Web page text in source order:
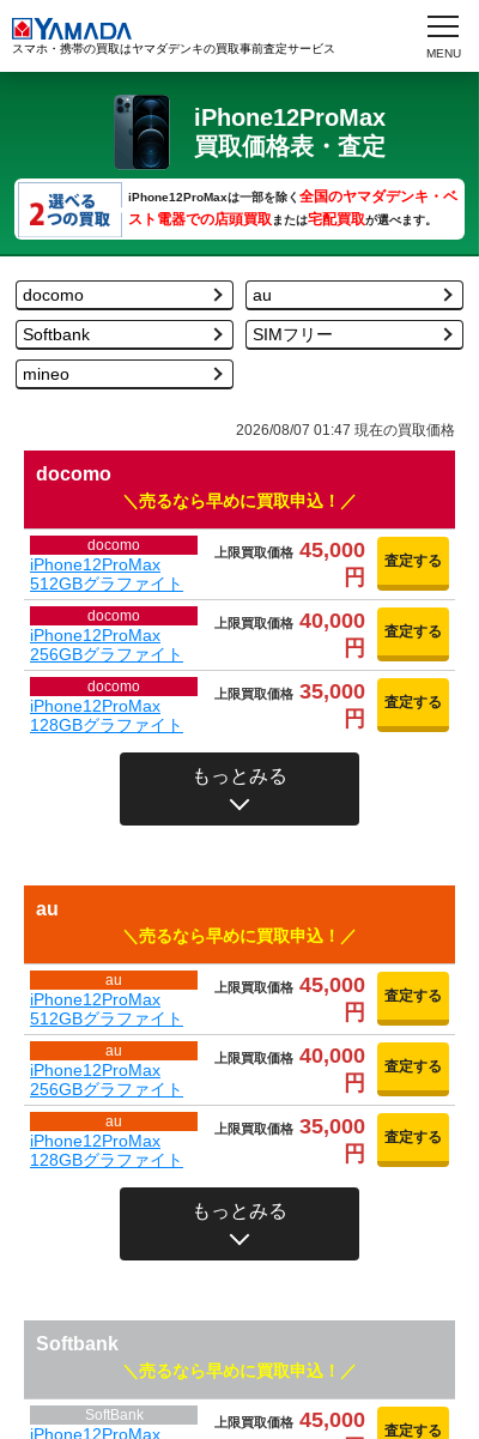
スマホ・携帯の買取はヤマダデンキの買取事前査定サービス
iPhone12ProMax
買取価格表・査定
iPhone12ProMaxは一部を除く 全国のヤマダデンキ・ベ
スト電器での店頭買取または宅配買取が選べます。
docomo au
Softbank SIMフリー
mineo
2026/08/07 01:47 現在の買取価格
docomo
売るなら早めに買取申込！
docomo
iPhone12ProMax
512GBグラファイト
上限買取価格 45,000
円
査定する
docomo
iPhone12ProMax
256GBグラファイト
上限買取価格 40,000
円
査定する
docomo
iPhone12ProMax
128GBグラファイト
上限買取価格 35,000
円
査定する
もっとみる
au
売るなら早めに買取申込！
au
iPhone12ProMax
512GBグラファイト
上限買取価格 45,000
円
査定する
au
iPhone12ProMax
256GBグラファイト
上限買取価格 40,000
円
査定する
au
iPhone12ProMax
128GBグラファイト
上限買取価格 35,000
円
査定する
もっとみる
Softbank
売るなら早めに買取申込！
SoftBank
iPhone12ProMax
上限買取価格 45,000
査定する